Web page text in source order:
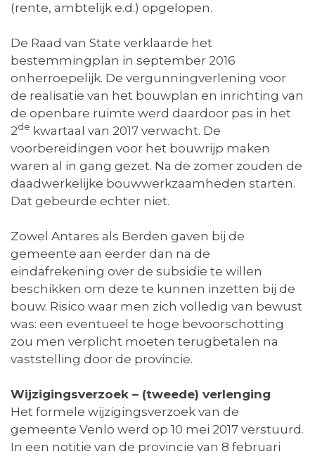
(rente, ambtelijk e.d.) opgelopen.
De Raad van State verklaarde het
bestemmingplan in september 2016
onherroepelijk. De vergunningverlening voor
de realisatie van het bouwplan en inrichting van
de openbare ruimte werd daardoor pas in het
2de kwartaal van 2017 verwacht. De
voorbereidingen voor het bouwrijp maken
waren al in gang gezet. Na de zomer zouden de
daadwerkelijke bouwwerkzaamheden starten.
Dat gebeurde echter niet.
Zowel Antares als Berden gaven bij de
gemeente aan eerder dan na de
eindafrekening over de subsidie te willen
beschikken om deze te kunnen inzetten bij de
bouw. Risico waar men zich volledig van bewust
was: een eventueel te hoge bevoorschotting
zou men verplicht moeten terugbetalen na
vaststelling door de provincie.
Wijzigingsverzoek – (tweede) verlenging
Het formele wijzigingsverzoek van de
gemeente Venlo werd op 10 mei 2017 verstuurd.
In een notitie van de provincie van 8 februari